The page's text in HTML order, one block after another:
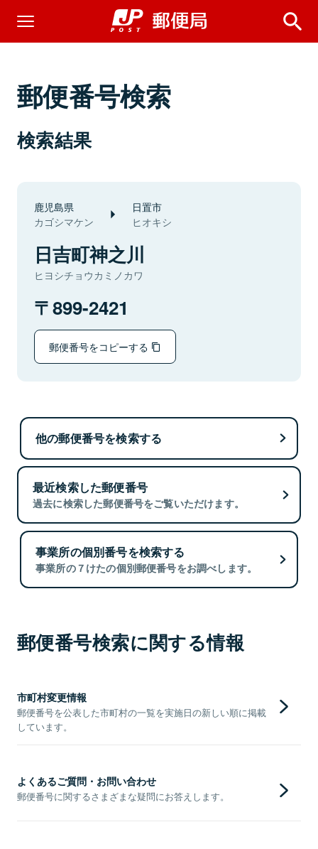
郵便番号検索
検索結果
鹿児島県
カゴシマケン
日置市
ヒオキシ
日吉町神之川
ヒヨシチョウカミノカワ
899-2421
郵便番号をコピーする
他の郵便番号を検索する
最近検索した郵便番号
過去に検索した郵便番号をご覧いただけます。
事業所の個別番号を検索する
事業所の７けたの個別郵便番号をお調べします。
郵便番号検索に関する情報
市町村変更情報
郵便番号を公表した市町村の一覧を実施日の新しい順に掲載
しています。
よくあるご質問・お問い合わせ
郵便番号に関するさまざまな疑問にお答えします。